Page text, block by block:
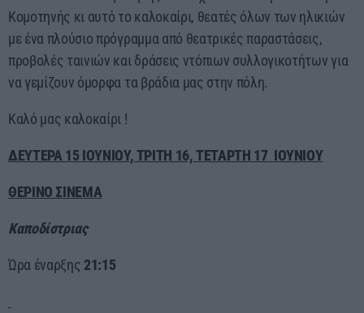
60 λεπτά με τον Παναγιώτη Τσοχλιά
Κομοτηνής κι αυτό το καλοκαίρι, θεατές όλων των ηλικιών
με ένα πλούσιο πρόγραμμα από θεατρικές παραστάσεις,
προβολές ταινιών και δράσεις ντόπιων συλλογικοτήτων για
να γεμίζουν όμορφα τα βράδια μας στην πόλη.
Καλό μας καλοκαίρι !
ΔΕΥΤΕΡΑ 15 IOYNIOY, ΤΡΙΤΗ 16, ΤΕΤΑΡΤΗ 17 ΙΟΥΝΙΟΥ
ΘΕΡΙΝΟ ΣΙΝΕΜΑ
Καποδίστριας
Ώρα έναρξης 21:15